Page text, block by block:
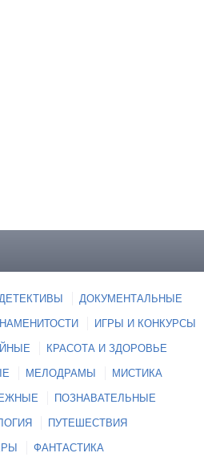
ДОКУМЕНТАЛЬНЫЕ
ИГРЫ И КОНКУРСЫ
КРАСОТА И ЗДОРОВЬЕ
МЕЛОДРАМЫ МИСТИКА
ПОЗНАВАТЕЛЬНЫЕ
ПУТЕШЕСТВИЯ
ФАНТАСТИКА